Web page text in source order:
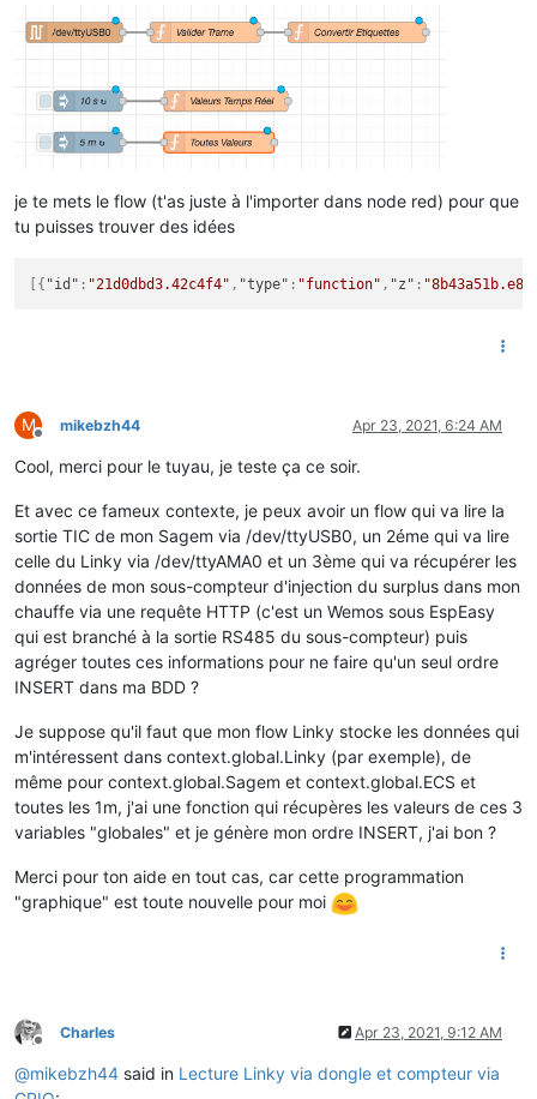
je te mets le flow (t'as juste à l'importer dans node red) pour que
tu puisses trouver des idées
[{ "id" : "21d0dbd3.42c4f4" , "type" : "function" , "z" :
M
Offline
mikebzh44 Apr 23, 2021, 6:24 AM
Cool, merci pour le tuyau, je teste ça ce soir.
Et avec ce fameux contexte, je peux avoir un flow qui va lire la
sortie TIC de mon Sagem via /dev/ttyUSB0, un 2éme qui va lire
celle du Linky via /dev/ttyAMA0 et un 3ème qui va récupérer les
données de mon sous-compteur d'injection du surplus dans mon
chauffe via une requête HTTP (c'est un Wemos sous EspEasy
qui est branché à la sortie RS485 du sous-compteur) puis
agréger toutes ces informations pour ne faire qu'un seul ordre
INSERT dans ma BDD ?
Je suppose qu'il faut que mon flow Linky stocke les données qui
m'intéressent dans context.global.Linky (par exemple), de
même pour context.global.Sagem et context.global.ECS et
toutes les 1m, j'ai une fonction qui récupères les valeurs de ces 3
variables "globales" et je génère mon ordre INSERT, j'ai bon ?
Merci pour ton aide en tout cas, car cette programmation
"graphique" est toute nouvelle pour moi
Offline
Charles Apr 23, 2021, 9:12 AM
@mikebzh44 said in Lecture Linky via dongle et compteur via